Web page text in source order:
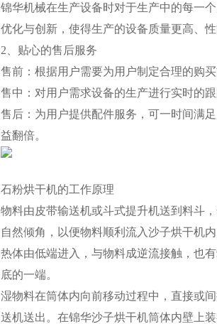
锦华机械在生产设备时对于生产中的每一
优化与创新，使得生产的设备质量更高、
2、贴心的售后服务
售前：根据用户需要为用户制定合理的购
售中：对用户需求设备的生产进行实时的
售后：为用户提供配件服务，可一时间满
益翻倍。
石粉烘干机的工作原理
物料由皮带输送机或斗式提升机送到料斗
自然倾角，以便物料顺利流入沙子烘干机
热体由低端进入，与物料成逆流接触，也
底的一端。
湿物料在筒体内向前移动过程中，直接或
送机送出。在锦华沙子烘干机筒体内壁上